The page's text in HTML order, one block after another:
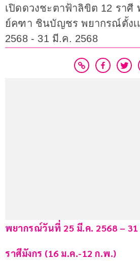
เปิดดวงชะตาฟ้าลิขิต 12 ราศี
ย์คฑา ชินบัญชร พยากรณ์ตั้งเ
2568 - 31 มี.ค. 2568
พยากรณ์วันที่ 25 มี.ค. 2568 – 31
ราศีมังกร (16 ม.ค.-12 ก.พ.)